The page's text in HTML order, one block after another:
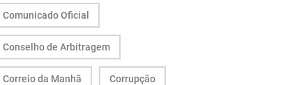
Comunicado Oficial
Conselho de Arbitragem
Correio da Manhã Corrupção